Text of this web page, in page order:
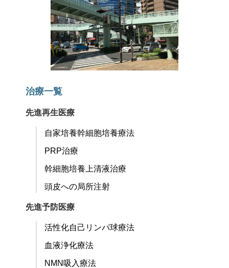
治療一覧
先進再生医療
自家培養幹細胞培養療法
PRP治療
幹細胞培養上清液治療
頭皮への局所注射
先進予防医療
活性化自己リンパ球療法
血液浄化療法
NMN吸入療法